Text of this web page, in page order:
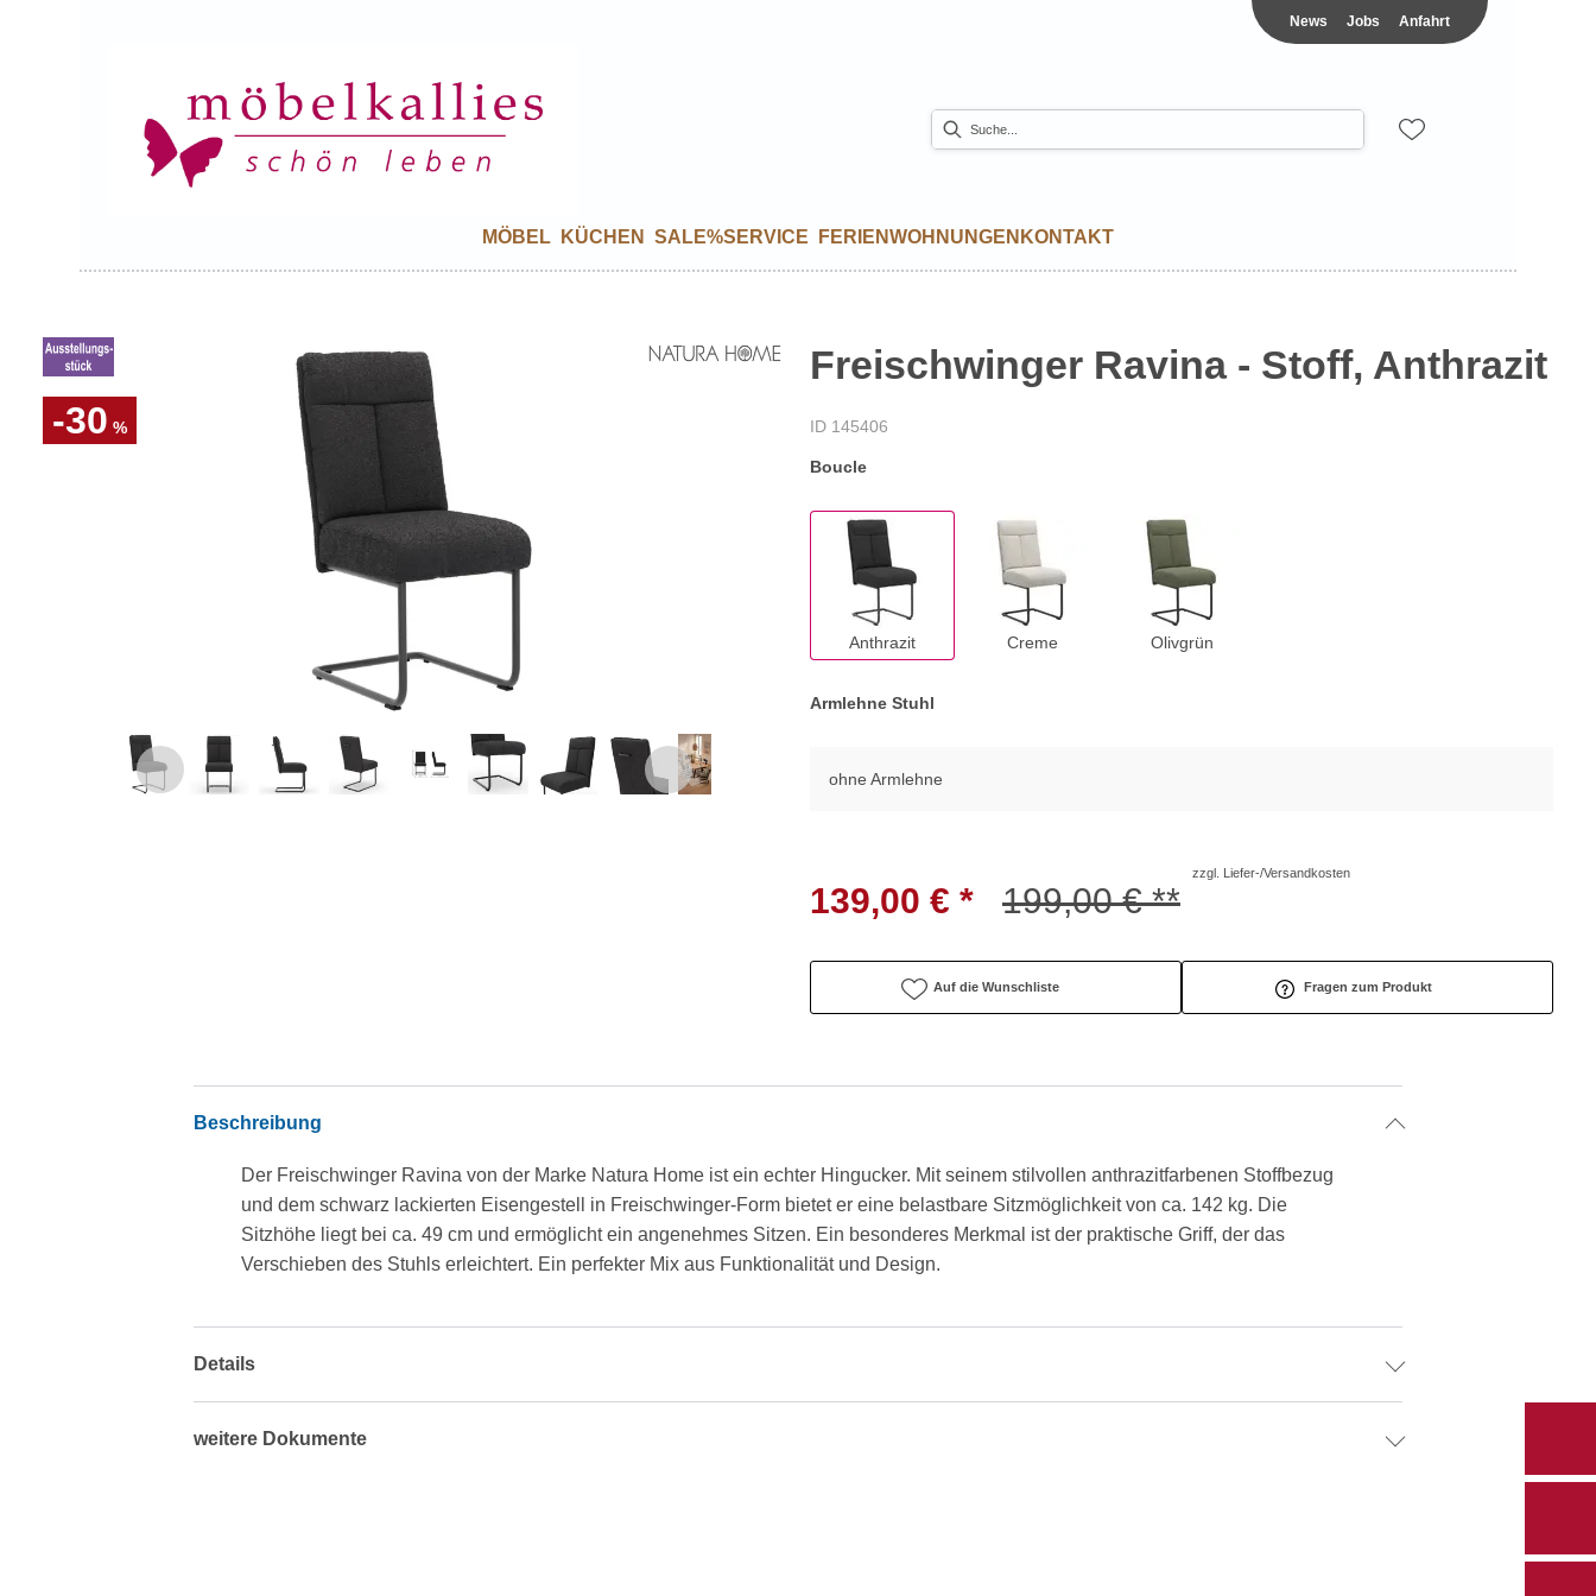
News Jobs Anfahrt
MÖBEL KÜCHEN SALE%SERVICE FERIENWOHNUNGEN KONTAKT
-30 %
Freischwinger Ravina - Stoff, Anthrazit
ID 145406
Boucle
Anthrazit Creme Olivgrün
Armlehne Stuhl
ohne Armlehne
139,00 € * 199,00 € **
zzgl. Liefer-/Versandkosten
Auf die Wunschliste Fragen zum Produkt
Beschreibung
Der Freischwinger Ravina von der Marke Natura Home ist ein echter Hingucker. Mit seinem stilvollen anthrazitfarbenen Stoffbezug
und dem schwarz lackierten Eisengestell in Freischwinger-Form bietet er eine belastbare Sitzmöglichkeit von ca. 142 kg. Die
Sitzhöhe liegt bei ca. 49 cm und ermöglicht ein angenehmes Sitzen. Ein besonderes Merkmal ist der praktische Griff, der das
Verschieben des Stuhls erleichtert. Ein perfekter Mix aus Funktionalität und Design.
Details
weitere Dokumente